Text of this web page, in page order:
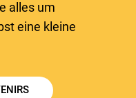
alles um
eine kleine